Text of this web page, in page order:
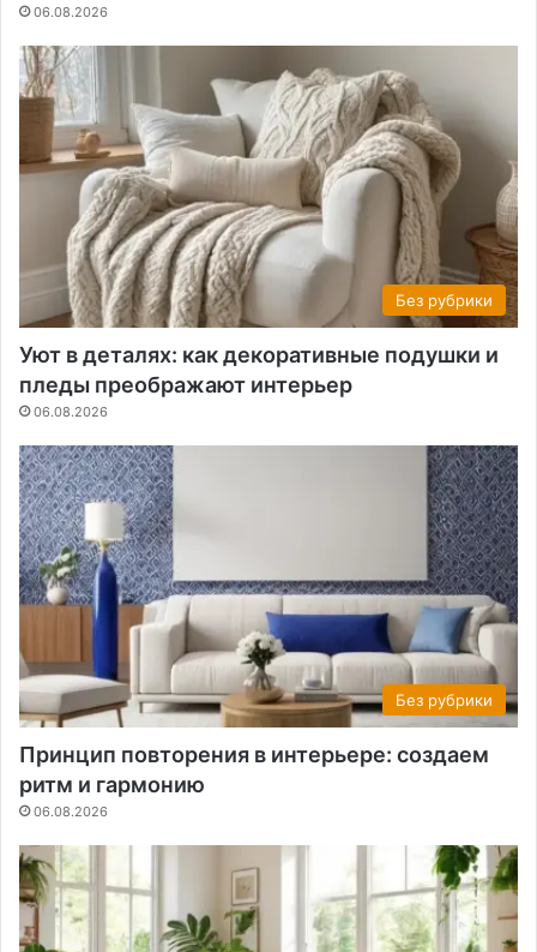
06.08.2026
Без рубрики
Уют в деталях: как декоративные подушки и
пледы преображают интерьер
06.08.2026
Без рубрики
Принцип повторения в интерьере: создаем
ритм и гармонию
06.08.2026